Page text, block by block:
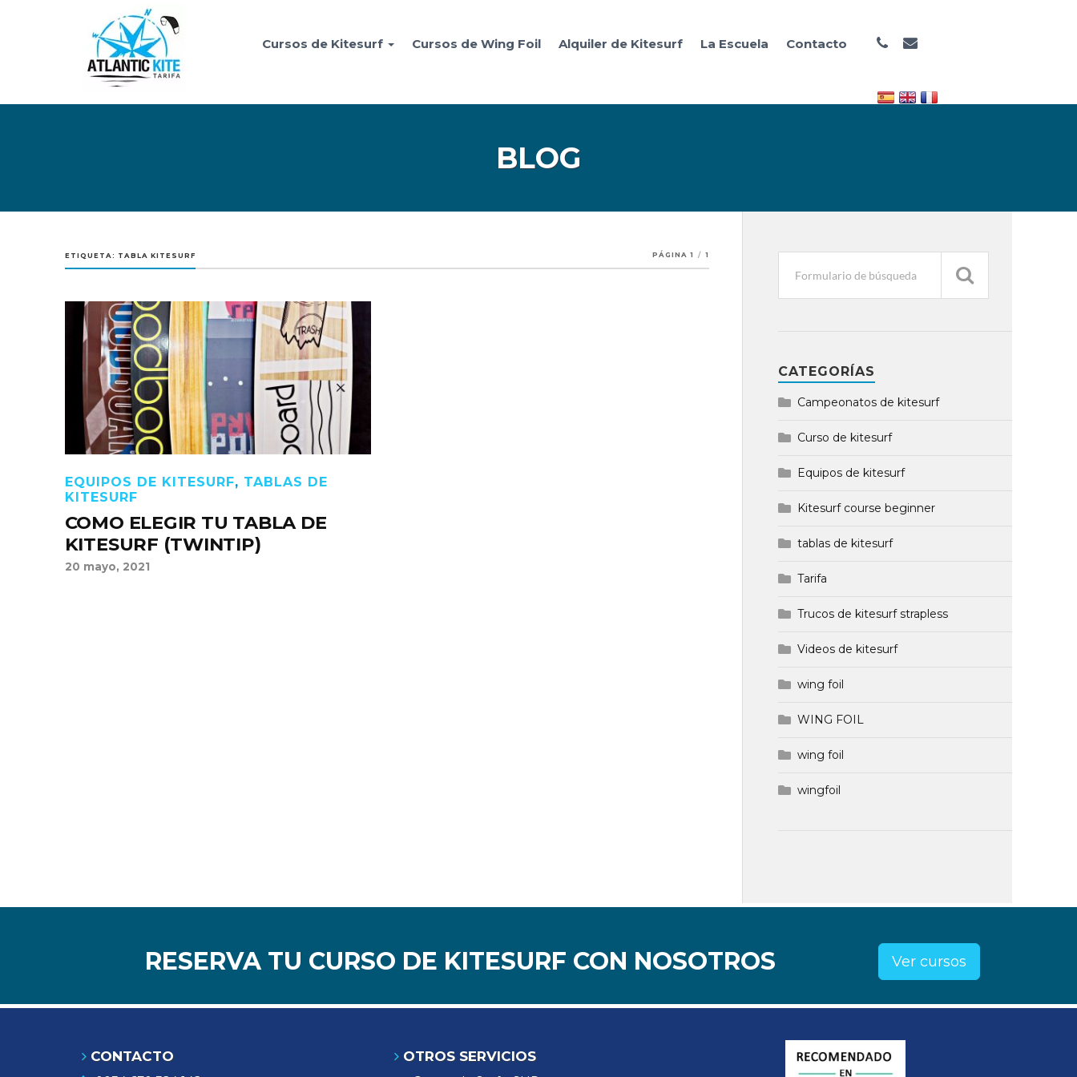
Cursos de Kitesurf Cursos de Wing Foil Alquiler de Kitesurf La Escuela Contacto
BLOG
ETIQUETA: TABLA KITESURF PÁGINA 1 / 1
EQUIPOS DE KITESURF, TABLAS DE
KITESURF
COMO ELEGIR TU TABLA DE
KITESURF (TWINTIP)
20 mayo, 2021
CATEGORÍAS
Campeonatos de kitesurf
Curso de kitesurf
Equipos de kitesurf
Kitesurf course beginner
tablas de kitesurf
Tarifa
Trucos de kitesurf strapless
Videos de kitesurf
wing foil
WING FOIL
wing foil
wingfoil
RESERVA TU CURSO DE KITESURF CON NOSOTROS Ver cursos
CONTACTO OTROS SERVICIOS